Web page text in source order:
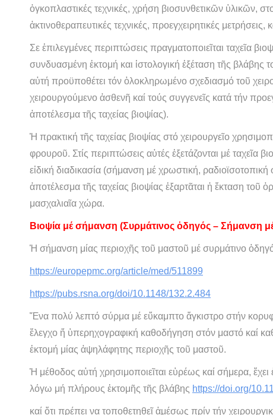
ὀγκοπλαστικές τεχνικές, χρήση βιοσυνθετικῶν ὑλικῶν,
ἀκτινοθεραπευτικές τεχνικές, προεγχειρητικές
Σε ἐπιλεγμένες περιπτώσεις πραγματοποιεῖται ταχεῖα
συνδυασμένη ἐκτομή και ἱστολογική ἐξέταση τῆς βλάβης
αὐτή προϋποθέτει τόν ὁλοκληρωμένο σχεδιασμό τοῦ
χειρουργούμενο ἀσθενῆ καί τούς συγγενεῖς κατά τήν
ἀποτέλεσμα τῆς ταχείας βιοψίας).
Ἡ πρακτική τῆς ταχείας βιοψίας στό χειρουργεῖο
φρουροῦ. Στίς περιπτώσεις αὐτές ἐξετάζονται μέ ταχεῖα
εἰδική διαδικασία (σήμανση μέ χρωστική,
ἀποτέλεσμα τῆς ταχείας βιοψίας ἐξαρτᾶται ἡ ἔκταση τοῦ
μασχαλιαῖα χώρα.
Βιοψία μέ σήμανση (Συρμάτινος ὁδηγός – Σήμανση
Ἡ σήμανση μίας περιοχῆς τοῦ μαστοῦ μέ συρμάτινο
https://europepmc.org/article/med/511899
https://pubs.rsna.org/doi/10.1148/132.2.484
Ἕνα πολύ λεπτό σύρμα μέ εὔκαμπτο ἄγκιστρο στήν
ἔλεγχο ἤ ὑπερηχογραφική καθοδήγηση στόν μαστό καί
ἐκτομή μίας ἀψηλάφητης περιοχῆς τοῦ μαστοῦ.
Ἡ μέθοδος αὐτή χρησιμοποιεῖται εὑρέως καί σήμερα, ἔχει
λόγω μή πλήρους ἐκτομῆς τῆς βλάβης https://doi.org/
καί ὅτι πρέπει να τοποθετηθεῖ ἀμέσως πρίν τήν